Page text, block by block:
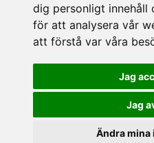
dig personligt innehåll
för att analysera vår
att förstå var våra
Jag
Jag
Ändra